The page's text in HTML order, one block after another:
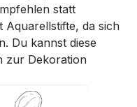
statt
Aquarellstifte, da sich
Du kannst diese
zur Dekoration